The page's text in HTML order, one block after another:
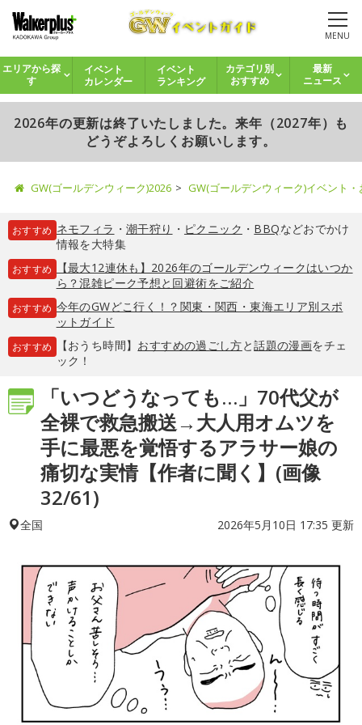
MENU
エリアから探
す
イベント
カレンダー
イベント
ランキング
カテゴリ別
おすすめ
最新
ニュース
2026年の更新は終了いたしました。来年（2027年）も
どうぞよろしくお願いします。
GW(ゴールデンウィーク)2026 GW(ゴールデンウィーク)イベント
おすすめ ネモフィラ ・ 潮干狩り ・ ピクニック ・ BBQなどおでかけ
情報を大特集
おすすめ
【最大12連休も】2026年のゴールデンウィークはいつか
ら？混雑ピーク予想と回避術をご紹介
おすすめ 今年のGWどこ行く！？関東・関西・東海エリア別スポ
ットガイド
おすすめ 【おうち時間】 おすすめの過ごし方と話題の漫画をチェ
ック！
「いつどうなっても…」70代父が
全裸で救急搬送→大人用オムツを
手に最悪を覚悟するアラサー娘の
痛切な実情【作者に聞く】(画像
32/61)
全国 2026年5月10日 17:35 更新